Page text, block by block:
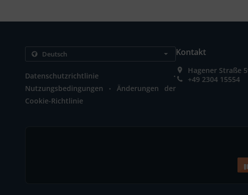
Datenschutzrichtlinie .
Nutzungsbedingungen .
Änderungen der
Cookie-Richtlinie
Kontakt
Hagener Straße
+49 2304 15554